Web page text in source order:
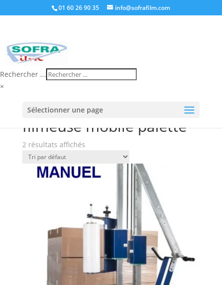
01 60 26 90 35 info@sofrafilm.com
Rechercher ...
×
Sélectionner une page
mobile palette”
filmeuse mobile palette
2 résultats affichés